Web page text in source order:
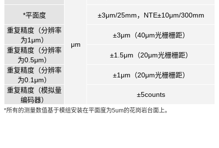
μm
*平面度
±3μm/25mm，NTE±10μm/300mm
重复精度（分辨率
为1μm）
±3μm（40μm光栅栅距）
重复精度（分辨率
为0.5μm）
±1.5μm（20μm光栅栅距）
重复精度（分辨率
为0.1μm）
±1μm（20μm光栅栅距）
重复精度（模拟量
编码器）
±5counts
*所有的测量数值基于模组安装在平面度为5um的花岗岩台面上。